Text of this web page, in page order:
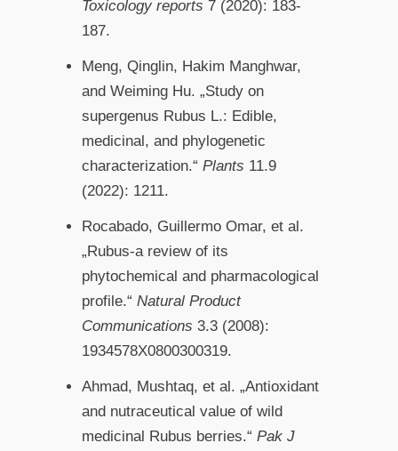
Toxicology reports 7 (2020): 183-
187.
Meng, Qinglin, Hakim Manghwar,
and Weiming Hu. „Study on
supergenus Rubus L.: Edible,
medicinal, and phylogenetic
characterization.“Plants 11.9
(2022): 1211.
Rocabado, Guillermo Omar, et al.
„Rubus-a review of its
phytochemical and pharmacological
profile.“Natural Product
Communications 3.3 (2008):
1934578X0800300319.
Ahmad, Mushtaq, et al. „Antioxidant
and nutraceutical value of wild
medicinal Rubus berries.“Pak J